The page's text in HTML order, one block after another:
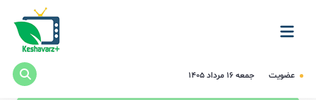
عضویت جمعه ۱۶ مرداد ۱۴۰۵